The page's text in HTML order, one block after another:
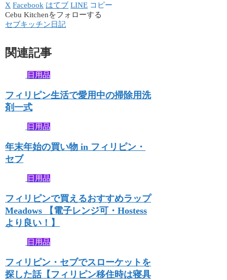
X Facebook はてブ LINE コピー
Cebu Kitchenをフォローする
セブキッチン日記
関連記事
日用品
フィリピン生活で愛用中の掃除用洗
剤一式
日用品
年末年始の買い物 in フィリピン・
セブ
日用品
フィリピンで買えるおすすめラップ
Meadows 【電子レンジ可・Hostess
より良い！】
日用品
フィリピン・セブでスローケットを
探した話【フィリピン移住時は寝具